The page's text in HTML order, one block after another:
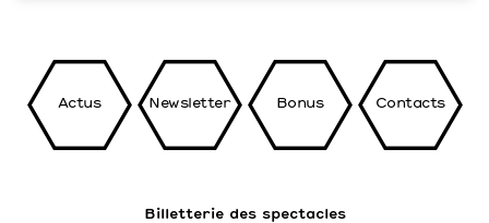
Actus Newsletter Bonus Contacts
Billetterie des spectacles